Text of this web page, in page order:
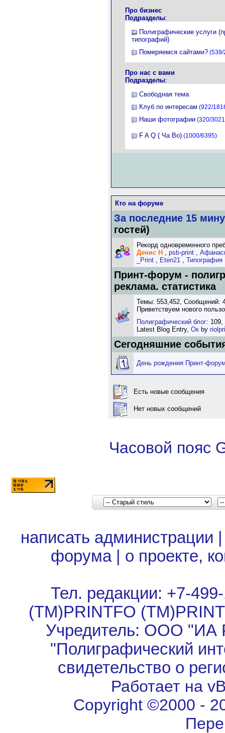
Про бизнес
Подразделы:
Полиграфические услуги
типографий)
Померяемся сайтами? (539/
Про нас с вами
Подразделы:
Свободная тема
Клуб по интересам (922/
Наши фотографии (320/
F A Q ( Ча Во) (1000/6395)
Кто на форуме
За последние 15
гостей)
Рекорд одновременного
Денис Н , psb-print ,
_Print , Eten21 , Типография
Принт-форум -
реклама. статистика
Темы: 553,452, Сообщений:
Приветствуем нового
Полиграфический блог: 109,
Latest Blog Entry, Ок by
Сегодняшние
День рождения Принт-
Есть новые сообщения
Нет новых сообщений
Часовой пояс
написать администрации
форума| о проекте,
Тел. редакции: +7-
(TM)PRINTFO
Учредитель: ООО "ИА
"Полиграфический
свидетельство о
Работает на
Copyright ©2000 -